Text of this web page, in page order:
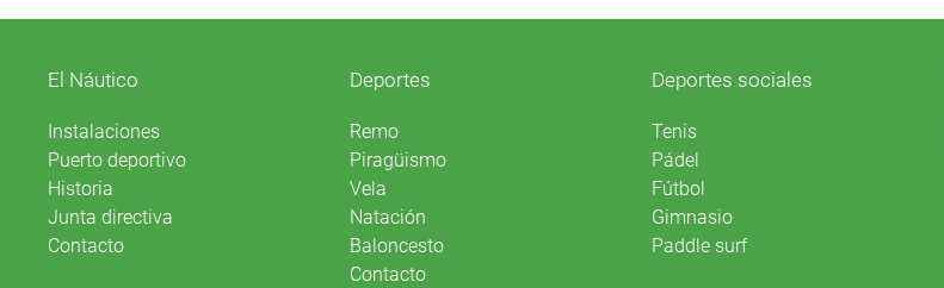
El Náutico
Instalaciones
Puerto deportivo
Historia
Junta directiva
Contacto
Deportes
Remo
Piragüismo
Vela
Natación
Baloncesto
Contacto
Deportes sociales
Tenis
Pádel
Fútbol
Gimnasio
Paddle surf